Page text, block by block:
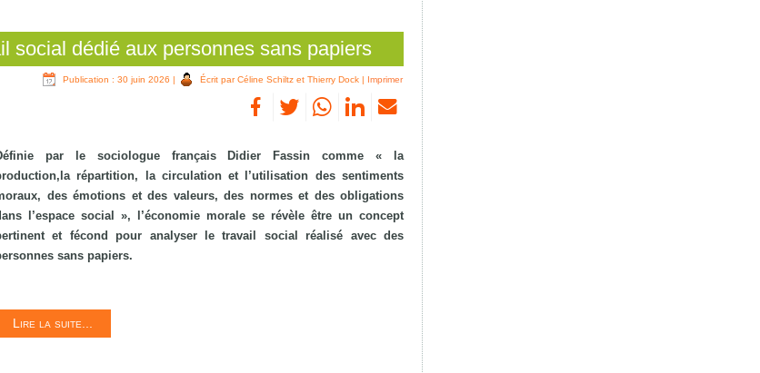
social dédié aux personnes sans papiers
Publication : 30 juin 2026 | Écrit par Céline Schiltz et Thierry Dock | Imprimer
par le sociologue français Didier Fassin comme « la
répartition, la circulation et l’utilisation des sentiments
des émotions et des valeurs, des normes et des obligations
l’espace social », l’économie morale se révèle être un concept
et fécond pour analyser le travail social réalisé avec des
sans papiers.
Lire la suite...